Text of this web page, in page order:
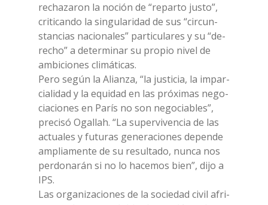
re­cha­za­ron la no­ción de “re­par­to ju­sto”,
cri­ti­can­do la sin­gu­la­ri­dad de sus “cir­cun­
stan­cias na­cio­na­les” par­ti­cu­la­res y su “de­
re­cho” a de­ter­mi­nar su pro­pio ni­vel de
am­bi­cio­nes cli­má­ti­cas.
Pero se­gún la Alian­za, “la ju­sti­cia, la im­par­
cia­li­dad y la equi­dad en las pró­xi­mas ne­go­
cia­cio­nes en Pa­rís no son ne­go­cia­bles”,
pre­ci­só Ogal­lah. “La su­per­vi­ven­cia de las
ac­tua­les y fu­tu­ras ge­ne­ra­cio­nes de­pen­de
am­plia­men­te de su re­sul­ta­do, nun­ca nos
per­do­na­rán si no lo ha­ce­mos bien”, dijo a
IPS.
Las or­ga­ni­za­cio­nes de la so­cie­dad ci­vil afri­